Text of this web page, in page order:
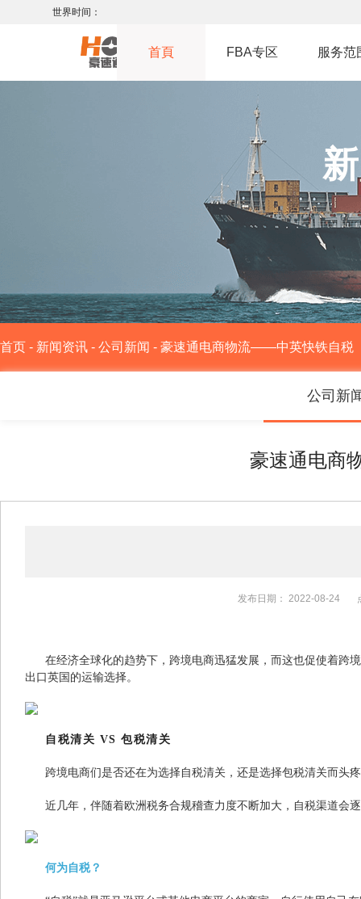
世界时间：
首頁 FBA专区 服务范
首页 - 新闻资讯 - 公司新闻 - 豪速通电商物流——中英快铁自税
公司新
豪速通电商
发布日期： 2022-08-24
在经济全球化的趋势下，跨境电商迅猛发展，而这也促使着跨
出口英国的运输选择。
自税清关 VS 包税清关
跨境电商们是否还在为选择自税清关，还是选择包税清关而头
近几年，伴随着欧洲税务合规稽查力度不断加大，自税渠道会
何为自税？